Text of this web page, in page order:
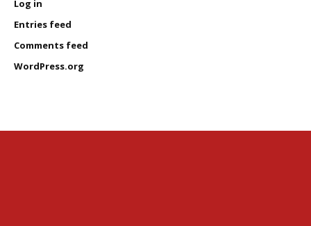
Log in
Entries feed
Comments feed
WordPress.org